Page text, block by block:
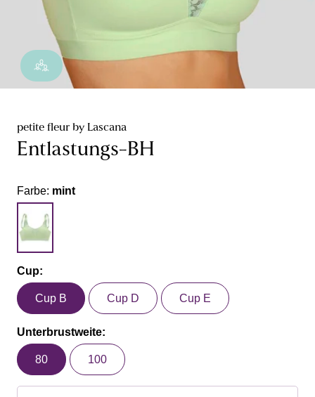
petite fleur by Lascana
Entlastungs-BH
Farbe: mint
Cup:
Cup B Cup D Cup E
Unterbrustweite:
80 100